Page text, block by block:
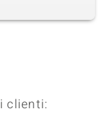
clienti: